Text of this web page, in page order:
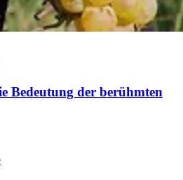
Bedeutung der berühmten